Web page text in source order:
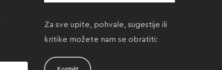
Za sve upite, pohvale, sugestije ili
kritike možete nam se obratiti: